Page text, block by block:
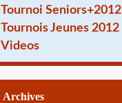
Tournoi Seniors+2012
Tournois Jeunes 2012
Videos
Archives